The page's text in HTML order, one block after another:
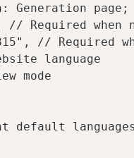
Generation
// Required when
// Required
language
mode
default